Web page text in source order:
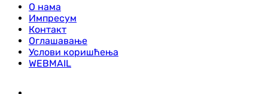
О нама
Импресум
Контакт
Оглашавање
Услови коришћења
WEBMAIL